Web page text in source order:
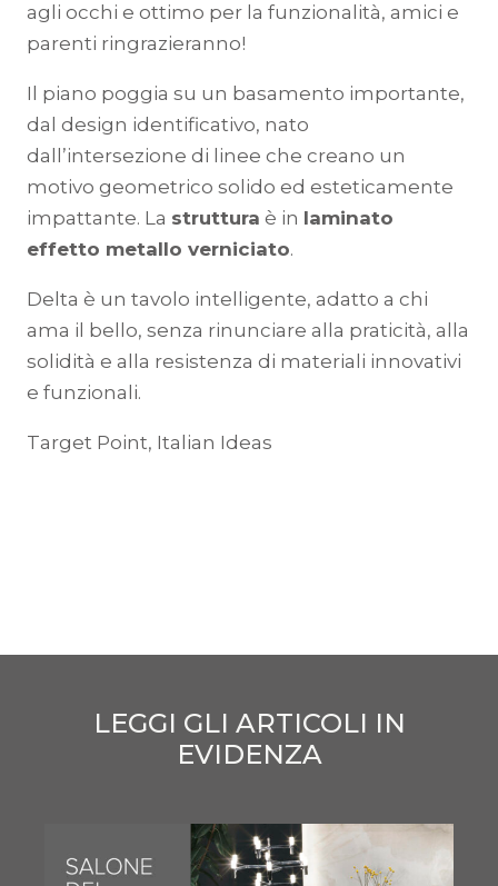
agli occhi e ottimo per la funzionalità, amici e
parenti ringrazieranno!
Il piano poggia su un basamento importante,
dal design identificativo, nato
dall’intersezione di linee che creano un
motivo geometrico solido ed esteticamente
impattante. La struttura è in laminato
effetto metallo verniciato.
Delta è un tavolo intelligente, adatto a chi
ama il bello, senza rinunciare alla praticità, alla
solidità e alla resistenza di materiali innovativi
e funzionali.
Target Point, Italian Ideas
LEGGI GLI ARTICOLI IN
EVIDENZA